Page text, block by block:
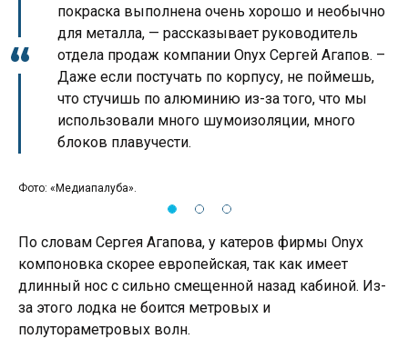
покраска выполнена очень хорошо и необычно
для металла, — рассказывает руководитель
отдела продаж компании Onyx Сергей Агапов. –
Даже если постучать по корпусу, не поймешь,
что стучишь по алюминию из-за того, что мы
использовали много шумоизоляции, много
блоков плавучести.
Фото: «Медиапалуба».
По словам Сергея Агапова, у катеров фирмы Onyx
компоновка скорее европейская, так как имеет
длинный нос с сильно смещенной назад кабиной. Из-
за этого лодка не боится метровых и
полутораметровых волн.